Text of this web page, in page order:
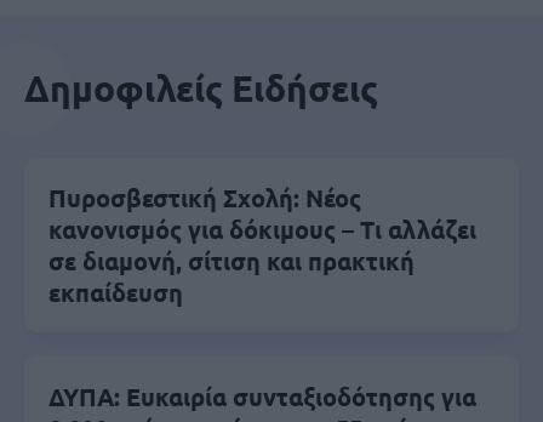
Δημοφιλείς Ειδήσεις
Πυροσβεστική Σχολή: Νέος
κανονισμός για δόκιμους – Τι αλλάζει
σε διαμονή, σίτιση και πρακτική
εκπαίδευση
ΔΥΠΑ: Ευκαιρία συνταξιοδότησης για